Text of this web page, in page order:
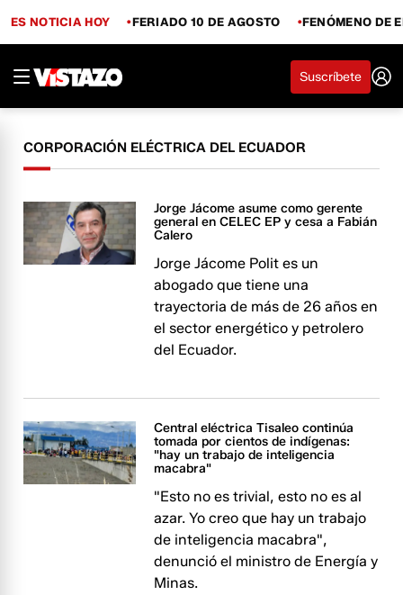
ES NOTICIA HOY FERIADO 10 DE AGOSTO FENÓMENO DE
Suscríbete
CORPORACIÓN ELÉCTRICA DEL ECUADOR
Jorge Jácome asume como gerente
general en CELEC EP y cesa a Fabián
Calero
Jorge Jácome Polit es un
abogado que tiene una
trayectoria de más de 26 años en
el sector energético y petrolero
del Ecuador.
Central eléctrica Tisaleo continúa
tomada por cientos de indígenas:
"hay un trabajo de inteligencia
macabra"
"Esto no es trivial, esto no es al
azar. Yo creo que hay un trabajo
de inteligencia macabra",
denunció el ministro de Energía y
Minas.